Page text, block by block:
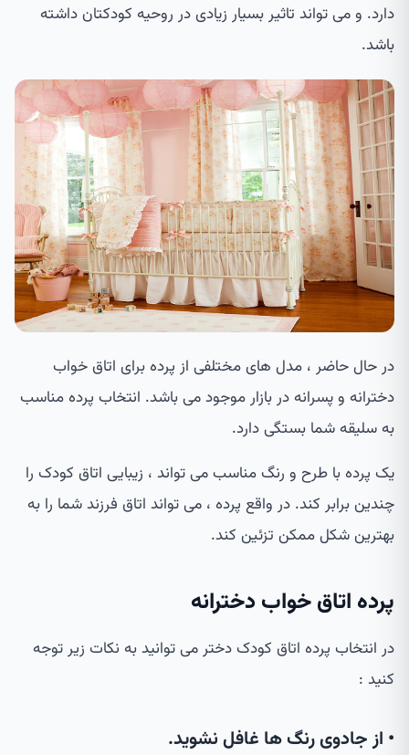
دارد. و می تواند تاثیر بسیار زیادی در روحیه کودکتان داشته
باشد.
در حال حاضر ، مدل های مختلفی از پرده برای اتاق خواب
دخترانه و پسرانه در بازار موجود می باشد. انتخاب پرده مناسب
به سلیقه شما بستگی دارد.
یک پرده با طرح و رنگ مناسب می تواند ، زیبایی اتاق کودک را
چندین برابر کند. در واقع پرده ، می تواند اتاق فرزند شما را به
بهترین شکل ممکن تزئین کند.
پرده اتاق خواب دخترانه
در انتخاب پرده اتاق کودک دختر می توانید به نکات زیر توجه
کنید :
• از جادوی رنگ ها غافل نشوید.